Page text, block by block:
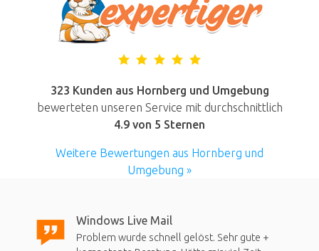
323 Kunden aus Hornberg und Umgebung
bewerteten unseren Service mit durchschnittlich
4.9 von 5 Sternen
Weitere Bewertungen aus Hornberg und
Umgebung »
Windows Live Mail
Problem wurde schnell gelöst. Sehr gute +